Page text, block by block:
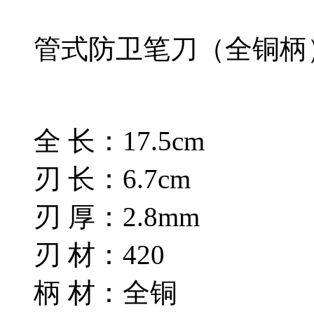
管式防卫笔刀（全铜柄
全 长：17.5cm
刃 长：6.7cm
刃 厚：2.8mm
刃 材：420
柄 材：全铜